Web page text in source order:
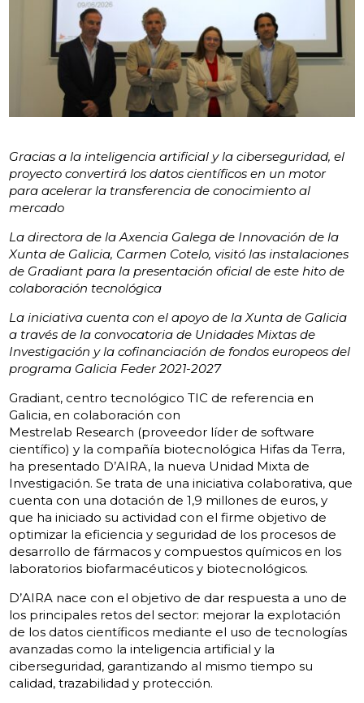
Gracias a la inteligencia artificial y la ciberseguridad, el
proyecto convertirá los datos científicos en un motor
para acelerar la transferencia de conocimiento al
mercado
La directora de la Axencia Galega de Innovación de la
Xunta de Galicia, Carmen Cotelo, visitó las instalaciones
de Gradiant para la presentación oficial de este hito de
colaboración tecnológica
La iniciativa cuenta con el apoyo de la Xunta de Galicia
a través de la convocatoria de Unidades Mixtas de
Investigación y la cofinanciación de fondos europeos del
programa Galicia Feder 2021-2027
Gradiant, centro tecnológico TIC de referencia en
Galicia, en colaboración con
Mestrelab Research (proveedor líder de software
científico) y la compañía biotecnológica Hifas da Terra,
ha presentado D’AIRA, la nueva Unidad Mixta de
Investigación. Se trata de una iniciativa colaborativa, que
cuenta con una dotación de 1,9 millones de euros, y
que ha iniciado su actividad con el firme objetivo de
optimizar la eficiencia y seguridad de los procesos de
desarrollo de fármacos y compuestos químicos en los
laboratorios biofarmacéuticos y biotecnológicos.
D’AIRA nace con el objetivo de dar respuesta a uno de
los principales retos del sector: mejorar la explotación
de los datos científicos mediante el uso de tecnologías
avanzadas como la inteligencia artificial y la
ciberseguridad, garantizando al mismo tiempo su
calidad, trazabilidad y protección.